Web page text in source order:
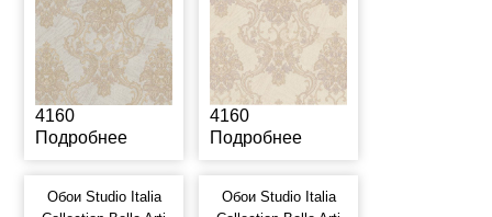
4160
Подробнее
4160
Подробнее
Обои Studio Italia
Обои Studio Italia